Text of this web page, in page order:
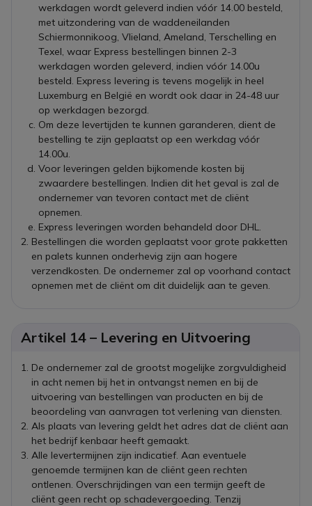
werkdagen wordt geleverd indien vóór 14.00 besteld,
met uitzondering van de waddeneilanden
Schiermonnikoog, Vlieland, Ameland, Terschelling en
Texel, waar Express bestellingen binnen 2-3
werkdagen worden geleverd, indien vóór 14.00u
besteld. Express levering is tevens mogelijk in heel
Luxemburg en België en wordt ook daar in 24-48 uur
op werkdagen bezorgd.
Om deze levertijden te kunnen garanderen, dient de
bestelling te zijn geplaatst op een werkdag vóór
14.00u.
Voor leveringen gelden bijkomende kosten bij
zwaardere bestellingen. Indien dit het geval is zal de
ondernemer van tevoren contact met de cliënt
opnemen.
Express leveringen worden behandeld door DHL.
Bestellingen die worden geplaatst voor grote pakketten
en palets kunnen onderhevig zijn aan hogere
verzendkosten. De ondernemer zal op voorhand contact
opnemen met de cliënt om dit duidelijk aan te geven.
Artikel 14 – Levering en Uitvoering
De ondernemer zal de grootst mogelijke zorgvuldigheid
in acht nemen bij het in ontvangst nemen en bij de
uitvoering van bestellingen van producten en bij de
beoordeling van aanvragen tot verlening van diensten.
Als plaats van levering geldt het adres dat de cliënt aan
het bedrijf kenbaar heeft gemaakt.
Alle levertermijnen zijn indicatief. Aan eventuele
genoemde termijnen kan de cliënt geen rechten
ontlenen. Overschrijdingen van een termijn geeft de
cliënt geen recht op schadevergoeding. Tenzij